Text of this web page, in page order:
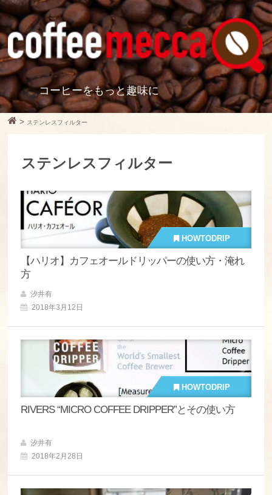
コーヒーをもっと趣味に
> ステンレスフィルター
ステンレスフィルター
HOWTODRIP
【ハリオ】カフェオールドリッパーの使い方・淹れ
方
汐井有
2018年3月12日
HOWTODRIP
RIVERS “MICRO COFFEE DRIPPER”とその使い方
汐井有
2018年2月28日